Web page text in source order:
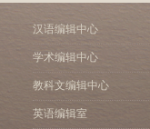
汉语编辑中心
学术编辑中心
教科文编辑中心
英语编辑室